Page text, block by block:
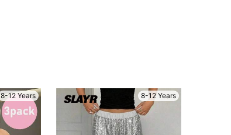
8-12 Years 8-12 Years